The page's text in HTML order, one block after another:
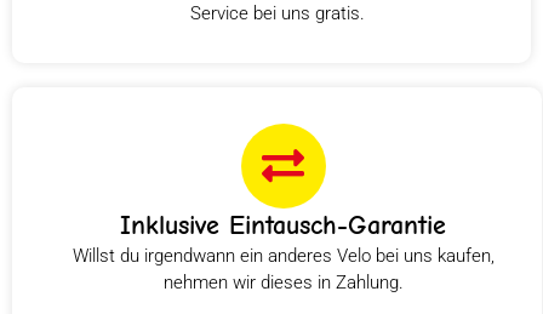
Service bei uns gratis.
Inklusive Eintausch-Garantie
Willst du irgendwann ein anderes Velo bei uns kaufen,
nehmen wir dieses in Zahlung.